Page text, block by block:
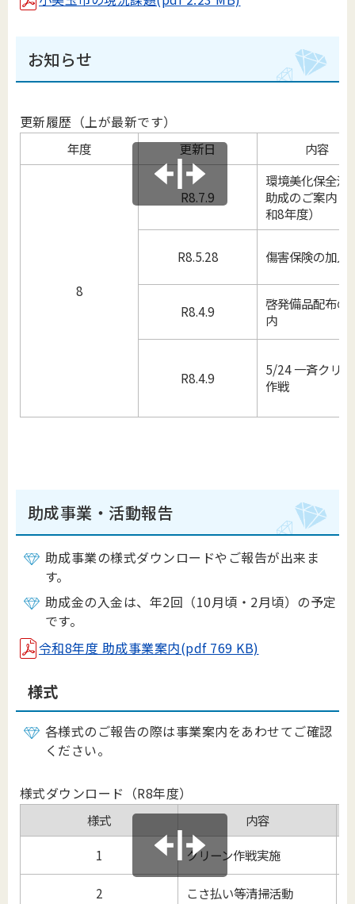
お知らせ
更新履歴（上が最新です）
年度 更新日 内容
8
R8.7.9
環境美化保全活
助成のご案内（
和8年度）
R8.5.28 傷害保険の加入
R8.4.9
啓発備品配布の
内
R8.4.9
5/24 一斉クリ
作戦
助成事業・活動報告
助成事業の様式ダウンロードやご報告が出来ま
す。
助成金の入金は、年2回（10月頃・2月頃）の予定
です。
令和8年度 助成事業案内(pdf 769 KB)
様式
各様式のご報告の際は事業案内をあわせてご確認
ください。
様式ダウンロード（R8年度）
様式
内容
1
クリーン作戦実施
2 こさ払い等清掃活動